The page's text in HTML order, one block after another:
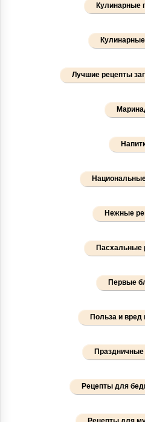
Кулинарные
Кулинарные
Лучшие рецепты
Нежные
Пасхальные
Первые
Польза и вред
Рецепты для